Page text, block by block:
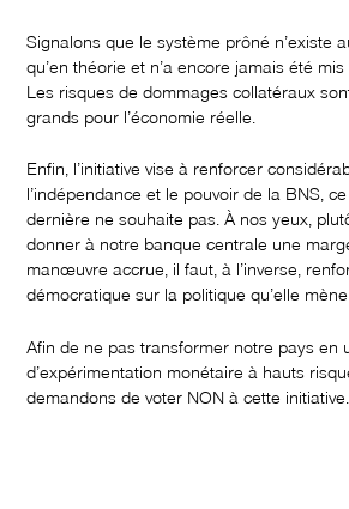
Signalons que le système prôné n’existe
qu’en théorie et n’a encore jamais été mis
Les risques de dommages collatéraux
grands pour l’économie réelle.
Enfin, l’initiative vise à renforcer
l’indépendance et le pouvoir de la BNS,
dernière ne souhaite pas. À nos yeux,
donner à notre banque centrale une
manœuvre accrue, il faut, à l’inverse,
démocratique sur la politique qu’elle mène.
Afin de ne pas transformer notre pays en
d’expérimentation monétaire à hauts
demandons de voter NON à cette initiative.